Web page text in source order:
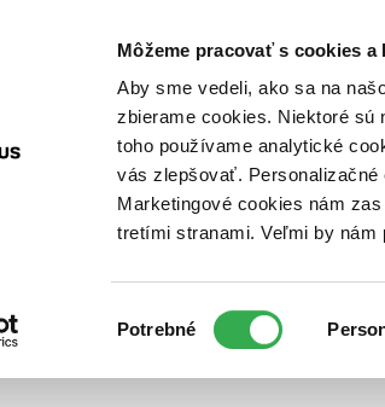
Môžeme pracovať s cookies
Aby sme vedeli, ako sa na
zbierame cookies. Niektoré sú
toho používame analytické
vás zlepšovať.
Marketingové cookies nám
tretími stranami. Veľmi by
súhlasu
Potrebné
Poukážky Kontakt